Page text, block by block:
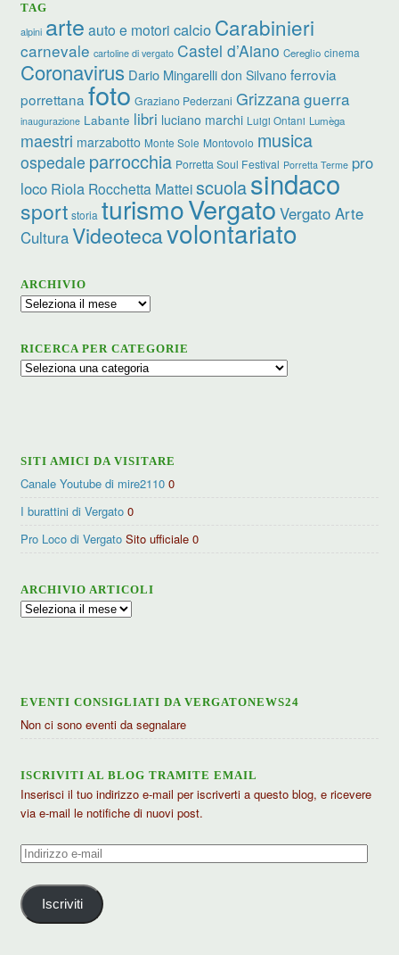
TAG
alpini arte auto e motori calcio Carabinieri
carnevale cartoline di vergato Castel d’Aiano Cereglio cinema
Coronavirus Dario Mingarelli don Silvano ferrovia
porrettana foto Graziano Pederzani Grizzanaguerra
inaugurazione Labante libri luciano marchi Luigi Ontani Lumèga
maestri marzabotto Monte Sole Montovolo musica
ospedale parrocchia Porretta Soul Festival Porretta Terme pro
loco Riola Rocchetta Matteiscuolasindaco
sport storia turismoVergato Vergato Arte
CulturaVideotecavolontariato
ARCHIVIO
Archivio
RICERCA PER CATEGORIE
Ricerca
SITI AMICI DA VISITARE
Canale Youtube di mire2110 0
I burattini di Vergato 0
Pro Loco di Vergato Sito ufficiale 0
ARCHIVIO ARTICOLI
Archivio
EVENTI CONSIGLIATI DA VERGATONEWS24
Non ci sono eventi da segnalare
ISCRIVITI AL BLOG TRAMITE EMAIL
Inserisci il tuo indirizzo e-mail per iscriverti a questo blog, e ricevere
via e-mail le notifiche di nuovi post.
Indirizzo
mail
Iscriviti